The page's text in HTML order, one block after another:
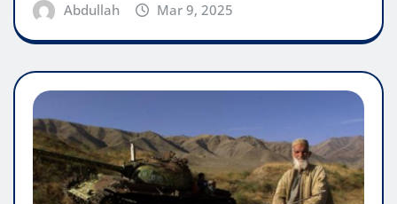
Abdullah Mar 9, 2025